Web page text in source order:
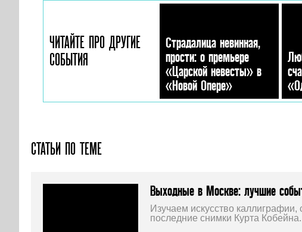
ЧИТАЙТЕ ПРО ДРУГИЕ
СОБЫТИЯ
Страдалица невинная,
прости: о премьере
«Царской невесты» в
«Новой Опере»
СТАТЬИ ПО ТЕМЕ
Выходные в Москве: лучшие
Изучаем искусство
последние снимки Курта Кобейна.